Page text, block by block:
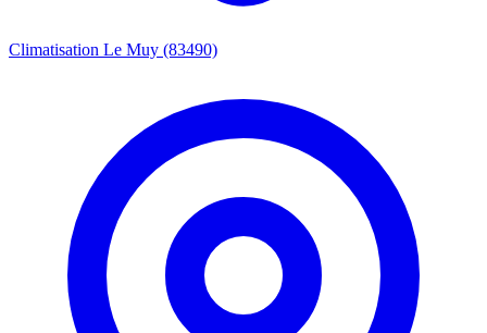
Climatisation Le Muy (83490)